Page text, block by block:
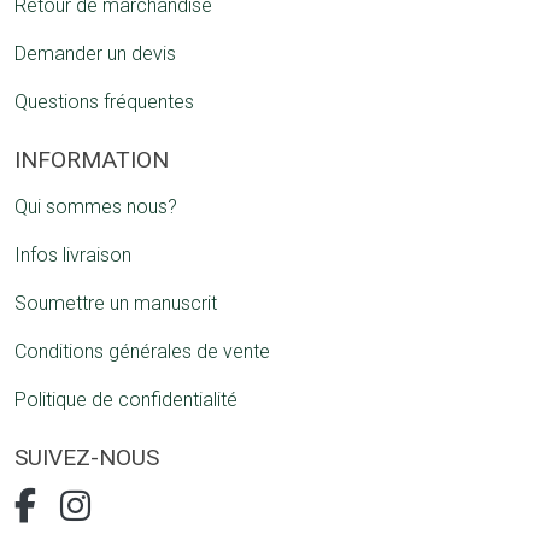
Retour de marchandise
Demander un devis
Questions fréquentes
INFORMATION
Qui sommes nous?
Infos livraison
Soumettre un manuscrit
Conditions générales de vente
Politique de confidentialité
SUIVEZ-NOUS